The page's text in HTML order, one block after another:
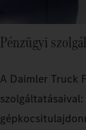
Pénzügyi
A Daimler Truck